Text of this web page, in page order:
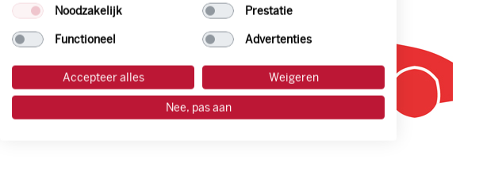
Noodzakelijk Prestatie
Functioneel Advertenties
Accepteer alles Weigeren
Nee, pas aan